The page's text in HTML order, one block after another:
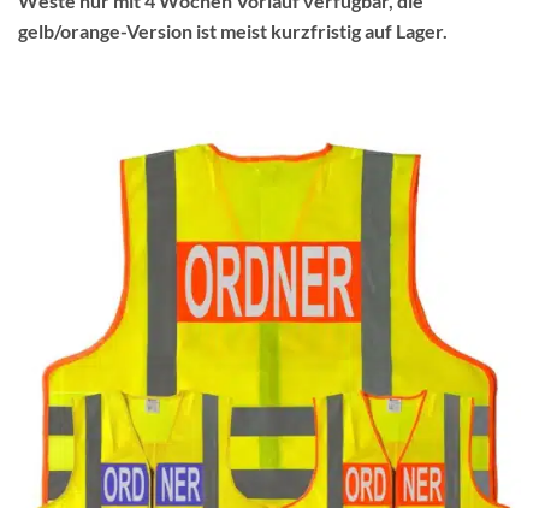
gelb/orange-Version ist meist kurzfristig auf Lager.